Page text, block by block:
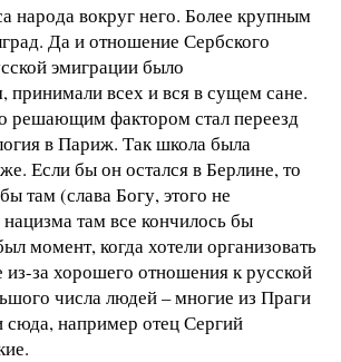
народа вокруг него. Более крупным
Да и отношение Сербского
эмиграции было
принимали всех и вся в сущем сане.
решающим фактором стал переезд
в Париж. Так школа была
Если бы он остался в Берлине, то
там (слава Богу, этого не
там все кончилось бы
момент, когда хотели организовать
из-за хорошего отношения к русской
числа людей – многие из Праги
сюда, например отец Сергий